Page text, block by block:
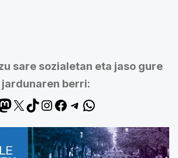
sare sozialetan eta jaso gure
jardunaren berri: